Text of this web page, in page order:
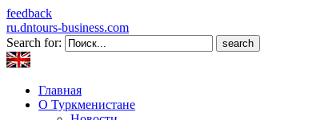
feedback
ru.dntours-business.com
Search for:
Главная
О Туркменистане